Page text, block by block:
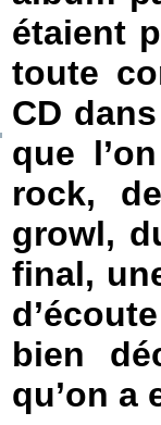
étaient
toute
CD
que
rock,
growl,
final,
bien
qu’on a